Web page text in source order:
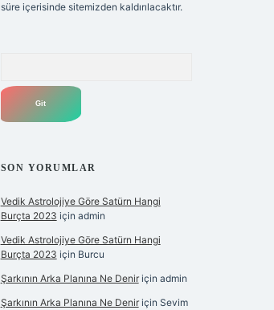
süre içerisinde sitemizden kaldırılacaktır.
SON YORUMLAR
Vedik Astrolojiye Göre Satürn Hangi
Burçta 2023 için admin
Vedik Astrolojiye Göre Satürn Hangi
Burçta 2023 için Burcu
Şarkının Arka Planına Ne Deniriçin admin
Şarkının Arka Planına Ne Deniriçin Sevim